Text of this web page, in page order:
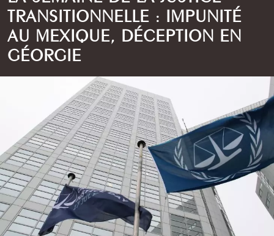
TRANSITIONNELLE : IMPUNITÉ
AU MEXIQUE, DÉCEPTION EN
GÉORGIE